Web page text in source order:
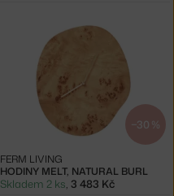
−30 %
HODINY MELT, NATURAL BURL
FERM LIVING
Skladem 2 ks, 3 483 Kč